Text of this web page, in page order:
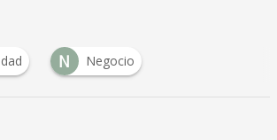
N Negocio